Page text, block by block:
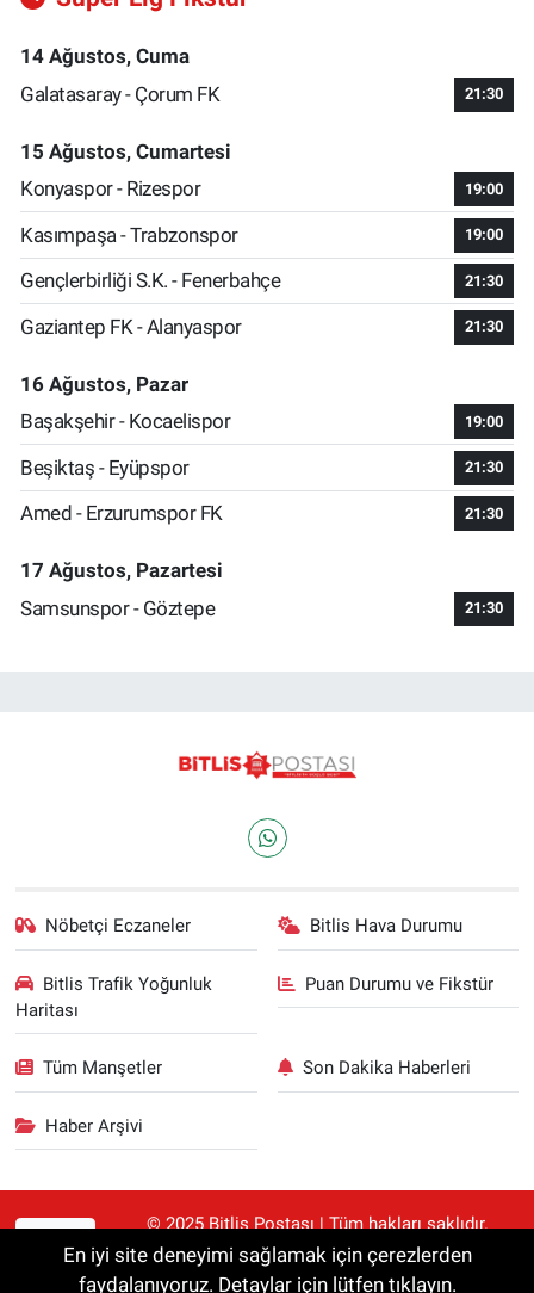
14 Ağustos, Cuma
Galatasaray - Çorum FK
21:30
15 Ağustos, Cumartesi
Konyaspor - Rizespor
19:00
Kasımpaşa - Trabzonspor 19:00
Gençlerbirliği S.K. - Fenerbahçe 21:30
Gaziantep FK - Alanyaspor 21:30
16 Ağustos, Pazar
Başakşehir - Kocaelispor
19:00
Beşiktaş - Eyüpspor 21:30
Amed - Erzurumspor FK 21:30
17 Ağustos, Pazartesi
Samsunspor - Göztepe
21:30
Nöbetçi Eczaneler Bitlis Hava Durumu
Bitlis Trafik Yoğunluk
Haritası
Puan Durumu ve Fikstür
Tüm Manşetler Son Dakika Haberleri
Haber Arşivi
© 2025 Bitlis Postası | Tüm hakları saklıdır.
Haberler kaynak gösterilmeden alıntılanamaz.
En iyi site deneyimi sağlamak için çerezlerden
faydalanıyoruz. Detaylar için lütfen tıklayın.